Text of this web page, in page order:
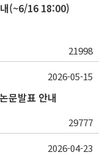
(~6/16 18:00)
21998
문발표 안내
29777
2026-05-15
2026-04-23